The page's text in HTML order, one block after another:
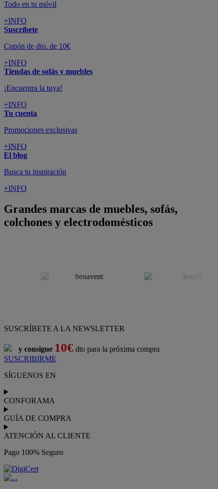
Todo en tu móvil
+INFO
Suscríbete
Cupón de dto. de 10€
+INFO
Tiendas de sofás y muebles
¡Encuentra la tuya!
+INFO
Tu cuenta
Promociones exclusivas
+INFO
El blog
Busca tu inspiración
+INFO
Grandes marcas de muebles, sofás,
colchones y electrodomésticos
SUSCRÍBETE A LA NEWSLETTER
y consigue 10€ dto para la próxima compra
SUSCRIBIRME
SÍGUENOS EN
CONFORAMA
GUÍA DE COMPRA
ATENCIÓN AL CLIENTE
Pago 100% Seguro